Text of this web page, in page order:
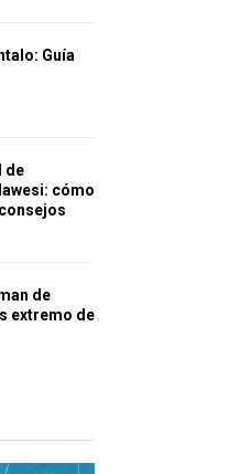
Guía
de
cómo
de
extremo de